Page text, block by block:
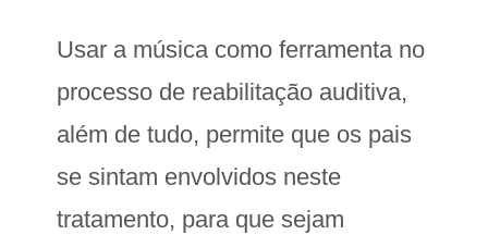
Usar a música como ferramenta no
processo de reabilitação auditiva,
além de tudo, permite que os pais
se sintam envolvidos neste
tratamento, para que sejam